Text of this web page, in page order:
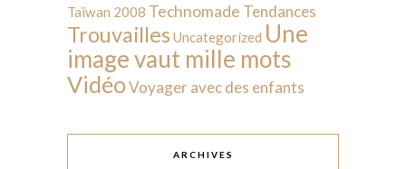
Taïwan 2008 Technomade Tendances
Trouvailles Uncategorized Une
image vaut mille mots
VidéoVoyager avec des enfants
ARCHIVES